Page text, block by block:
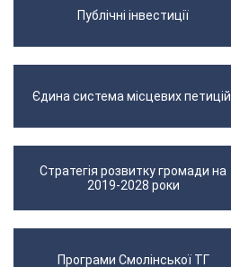
Публічні інвестиції
Єдина система місцевих петицій.
Стратегія розвитку громади на
2019-2028 роки
Програми Смолінської ТГ